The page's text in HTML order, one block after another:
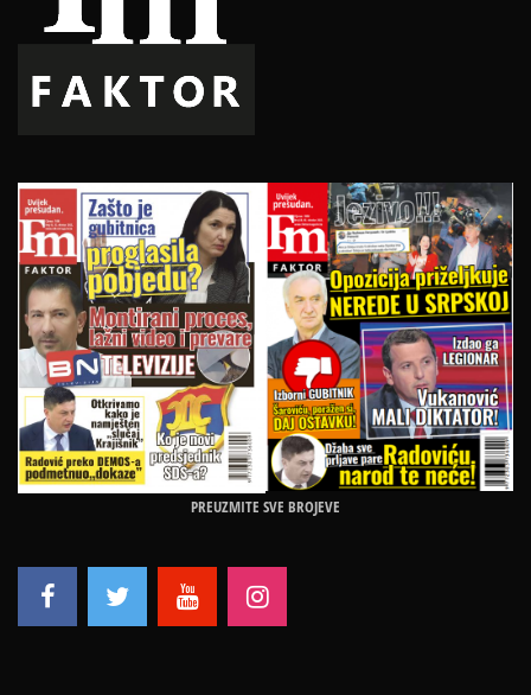
PREUZMITE SVE BROJEVE